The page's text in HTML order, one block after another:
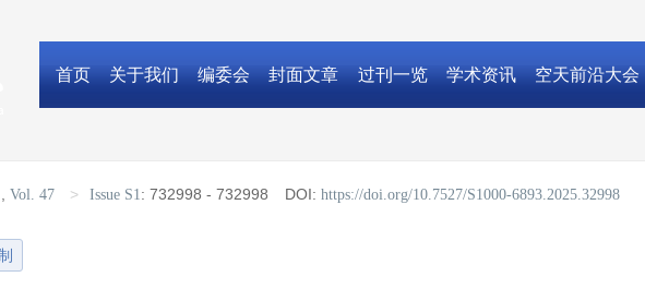
首页 关于我们 编委会 封面文章 过刊一览 学术资讯 空天前沿大会
Vol. 47 > Issue S1: 732998 - 732998 DOI: https://doi.org/10.7527/S1000-6893.2025.32998